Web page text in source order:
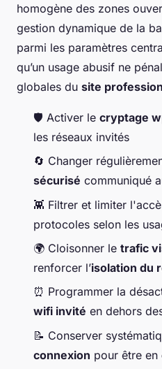
homogène des zones
gestion dynamique de la
parmi les paramètres
qu’un usage abusif ne
globales du site
🛡️ Activer le cryptage
les réseaux invités
🔄 Changer
sécurisé communiqué
👾 Filtrer et limiter
protocoles selon les
🌍 Cloisonner le trafic
renforcer l’isolation du
⏰ Programmer la
wifi invité en dehors
📝 Conserver
connexion pour être en